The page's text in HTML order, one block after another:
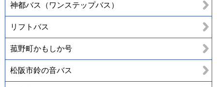
神都バス（ワンステップバス）
リフトバス
菰野町かもしか号
松阪市鈴の音バス